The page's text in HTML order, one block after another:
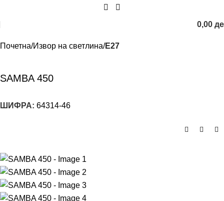
0,00
Почетна Извор на светлина E27
SAMBA 450
ШИФРА: 64314-46